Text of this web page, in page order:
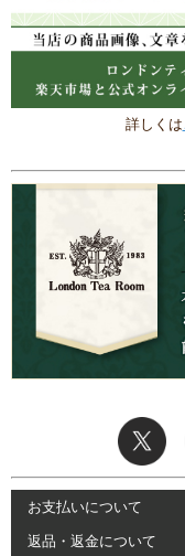
詳しくは
お支払いについて
返品・返金について